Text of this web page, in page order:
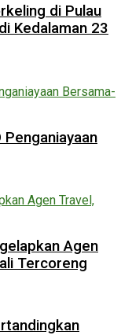
di Pulau
Kedalaman 23
Penganiayaan
Agen
Tercoreng